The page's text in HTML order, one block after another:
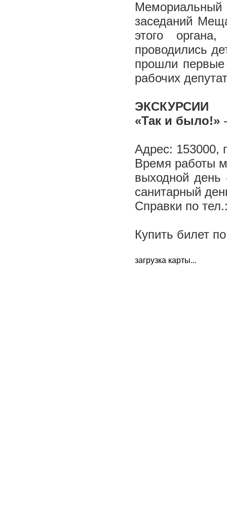
заседаний
этого
проводились
прошли первые
рабочих
ЭКСКУРСИИ
«Так и было!»
Адрес: 153000,
Время работы
выходной день
санитарный
Справки по
Купить билет
загрузка карты...